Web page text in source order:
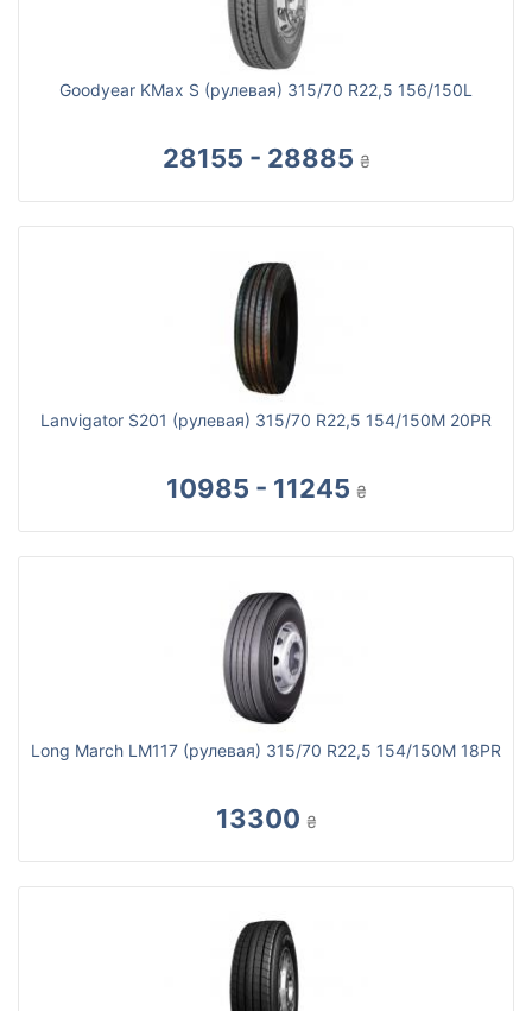
Goodyear KMax S (рулевая) 315/70 R22,5 156/150L
28155 - 28885 ₴
Lanvigator S201 (рулевая) 315/70 R22,5 154/150M 20PR
10985 - 11245 ₴
Long March LM117 (рулевая) 315/70 R22,5 154/150M 18PR
13300 ₴